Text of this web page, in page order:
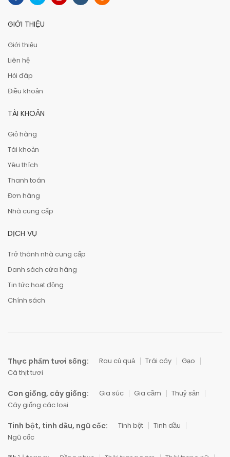
GIỚI THIỆU
Giới thiệu
Liên hệ
Hỏi đáp
Điều khoản
TÀI KHOẢN
Giỏ hàng
Tài khoản
Yêu thích
Thanh toán
Đơn hàng
Nhà cung cấp
DỊCH VỤ
Trở thành nhà cung cấp
Danh sách cửa hàng
Tin tức hoạt động
Chính sách
Thực phẩm tươi sống: Rau củ quả Trái cây
Gạo
Cá thịt tươi
Con giống, cây giống: Gia súc Gia cầm
Thuỷ sản
Cây giống các loại
Tinh bột, tinh dầu, ngũ cốc: Tinh bột
Tinh dầu
Ngũ cốc